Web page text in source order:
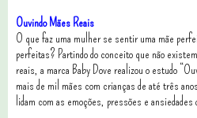
Ouvindo Mães Reais
O que faz uma mulher se sentir uma mãe
perfeitas? Partindo do conceito que não
reais, a marca Baby Dove realizou o estudo
mais de mil mães com crianças de até três
lidam com as emoções, pressões e ansiedades